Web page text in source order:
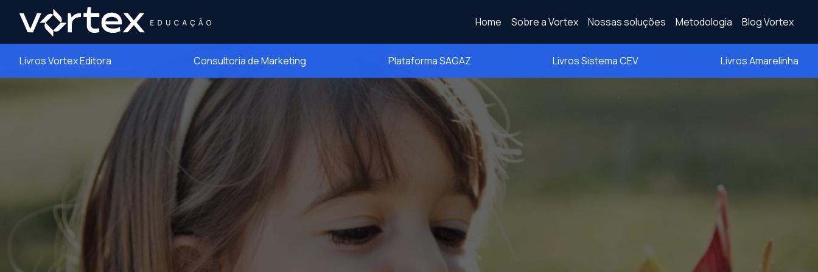
Home Sobre a Vortex Nossas soluções Metodologia Blog Vortex
Livros Vortex Editora Consultoria de Marketing Plataforma SAGAZ Livros Sistema CEV Livros Amarelinha